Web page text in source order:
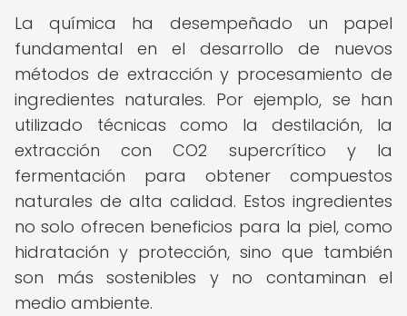
La química ha desempeñado un papel
fundamental en el desarrollo de nuevos
métodos de extracción y procesamiento de
ingredientes naturales. Por ejemplo, se han
utilizado técnicas como la destilación, la
extracción con CO2 supercrítico y la
fermentación para obtener compuestos
naturales de alta calidad. Estos ingredientes
no solo ofrecen beneficios para la piel, como
hidratación y protección, sino que también
son más sostenibles y no contaminan el
medio ambiente.